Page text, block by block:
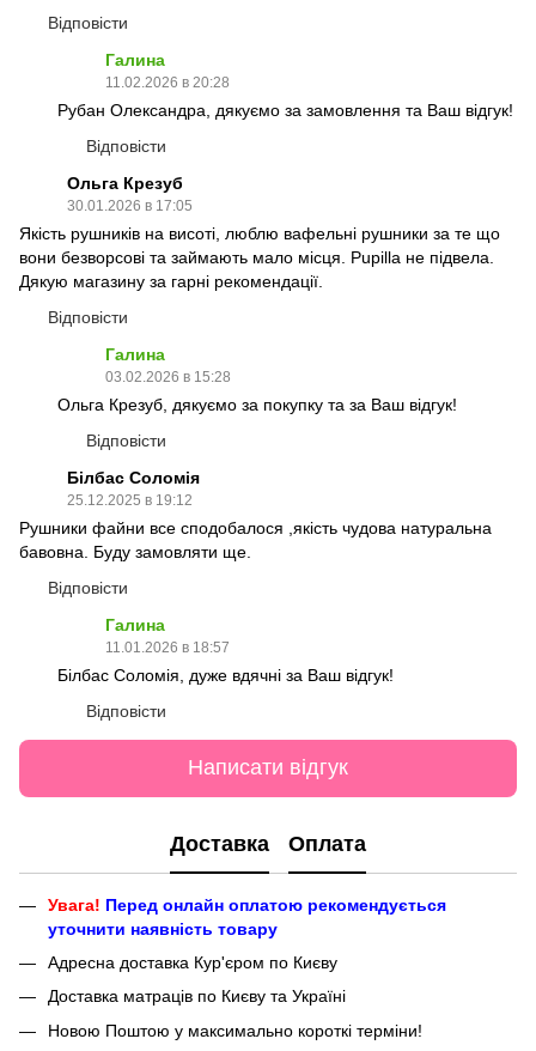
Відповісти
Галина
11.02.2026 в 20:28
Рубан Олександра, дякуємо за замовлення та Ваш відгук!
Відповісти
Ольга Крезуб
30.01.2026 в 17:05
Якість рушників на висоті, люблю вафельні рушники за те що
вони безворсові та займають мало місця. Pupilla не підвела.
Дякую магазину за гарні рекомендації.
Відповісти
Галина
03.02.2026 в 15:28
Ольга Крезуб, дякуємо за покупку та за Ваш відгук!
Відповісти
Білбас Соломія
25.12.2025 в 19:12
Рушники файни все сподобалося ,якість чудова натуральна
бавовна. Буду замовляти ще.
Відповісти
Галина
11.01.2026 в 18:57
Білбас Соломія, дуже вдячні за Ваш відгук!
Відповісти
Написати відгук
Доставка Оплата
Увага! Перед онлайн оплатою рекомендується
уточнити наявність товару
Адресна доставка Кур'єром по Києву
Доставка матраців по Києву та Україні
Новою Поштою у максимально короткі терміни!